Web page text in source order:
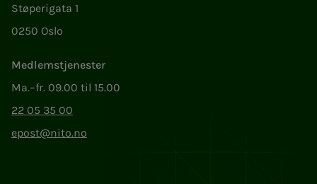
Støperigata 1
0250 Oslo
Medlemstjenester
Ma.–fr. 09.00 til 15.00
22 05 35 00
epost@nito.no